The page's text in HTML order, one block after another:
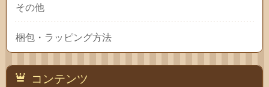
その他
梱包・ラッピング方法
コンテンツ